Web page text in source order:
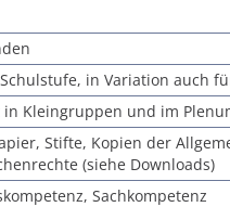
in Variation auch
Kleingruppen und im
Stifte, Kopien der
(siehe Downloads)
Sachkompetenz